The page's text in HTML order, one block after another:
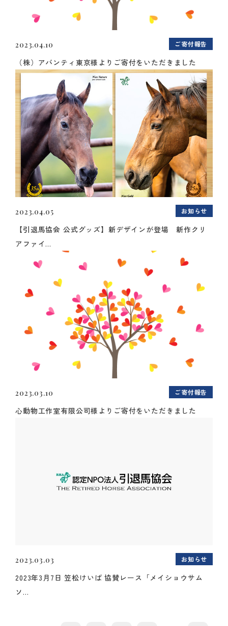
2023.04.10 ご寄付報告
（株）アバンティ東京様よりご寄付をいただきました
2023.04.05 お知らせ
【引退馬協会 公式グッズ】新デザインが登場 新作クリ
アファイ...
2023.03.10 ご寄付報告
心動物工作室有限公司様よりご寄付をいただきました
2023.03.03 お知らせ
2023年3月7日 笠松けいば 協賛レース「メイショウサム
ソ...